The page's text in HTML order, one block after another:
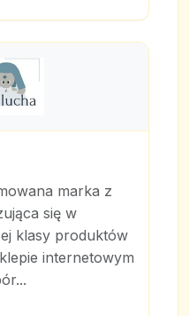
marka z
się w
klasy produktów
internetowym